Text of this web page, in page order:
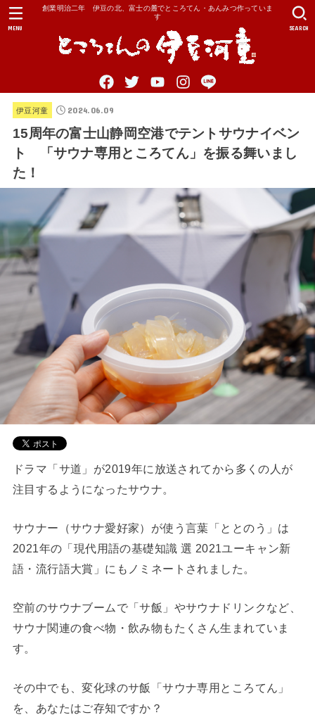
創業明治二年 伊豆の北、富士の麓でところてん・あんみつ作っていま
す
SEARCH
MENU
伊豆河童 2024.06.09
15周年の富士山静岡空港でテントサウナイベン
ト 「サウナ専用ところてん」を振る舞いまし
た！
ドラマ「サ道」が2019年に放送されてから多くの人が
注目するようになったサウナ。
サウナー（サウナ愛好家）が使う言葉「ととのう」は
2021年の「現代用語の基礎知識 選 2021ユーキャン新
語・流行語大賞」にもノミネートされました。
空前のサウナブームで「サ飯」やサウナドリンクなど、
サウナ関連の食べ物・飲み物もたくさん生まれていま
す。
その中でも、変化球のサ飯「サウナ専用ところてん」
を、あなたはご存知ですか？